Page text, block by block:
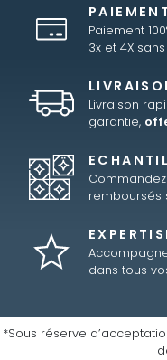
Paiement
3x et 4X
Livraison
garantie,
Commandez
remboursés
dans tous
*Sous réserve